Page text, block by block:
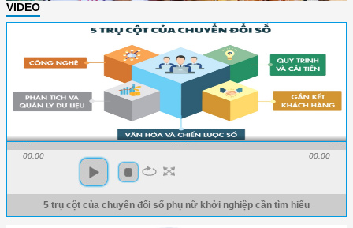
VIDEO
00:00 00:00
5 trụ cột của chuyển đổi số phụ nữ khởi nghiệp cần tìm hiểu